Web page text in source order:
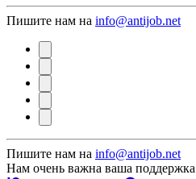
Пишите нам на info@antijob.net
Пишите нам на info@antijob.net
Нам очень важна ваша поддержка